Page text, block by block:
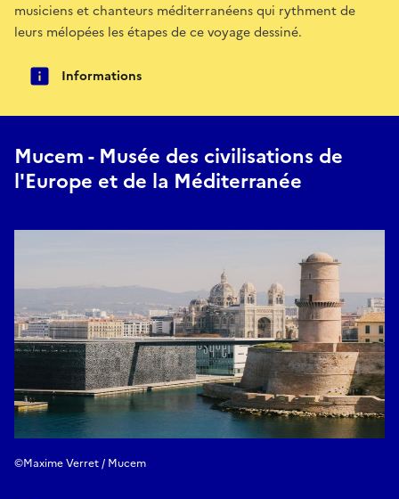
musiciens et chanteurs méditerranéens qui rythment de
leurs mélopées les étapes de ce voyage dessiné.
Informations
Mucem - Musée des civilisations de
l'Europe et de la Méditerranée
©Maxime Verret / Mucem